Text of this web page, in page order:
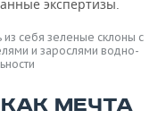
экспертизы.
из себя зеленые склоны с
и зарослями водно-
МЕЧТА